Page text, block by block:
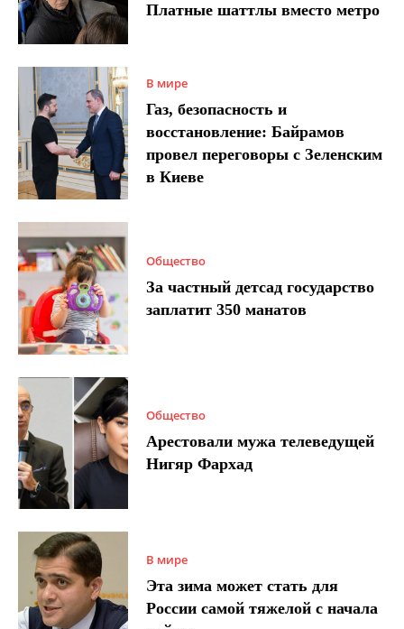
Платные шаттлы вместо метро
В мире
Газ, безопасность и
восстановление: Байрамов
провел переговоры с Зеленским
в Киеве
Общество
За частный детсад государство
заплатит 350 манатов
Общество
Арестовали мужа телеведущей
Нигяр Фархад
В мире
Эта зима может стать для
России самой тяжелой с начала